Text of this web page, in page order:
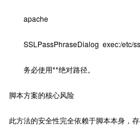
apache
SSLPassPhraseDialog exec:/etc/
务必使用**绝对路径。
脚本方案的核心风险
此方法的安全性完全依赖于脚本本身，